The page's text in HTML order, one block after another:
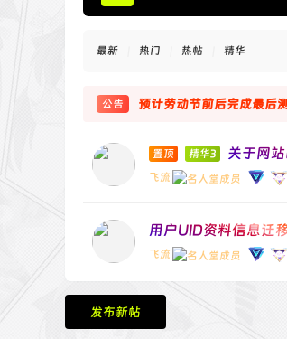
最新 热门 热帖 精华
公告 预计劳动节前后完成最后
置顶 精华3 关于网
飞流
用户UID资料信息迁
飞流
发布新帖